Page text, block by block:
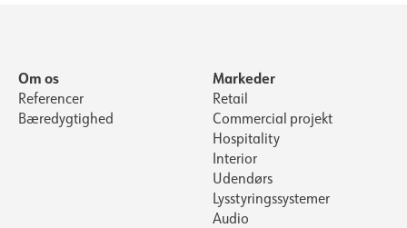
Om os
Referencer
Bæredygtighed
Markeder
Retail
Commercial projekt
Hospitality
Interior
Udendørs
Lysstyringssystemer
Audio